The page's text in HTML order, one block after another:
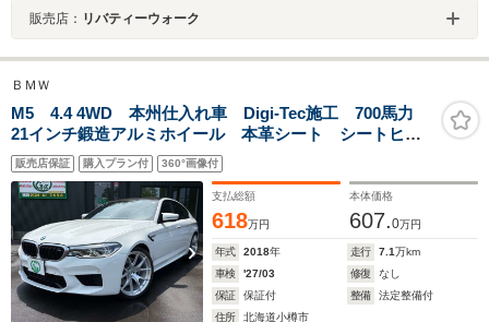
販売店： リバティーウォーク
ＢＭＷ
M5 4.4 4WD 本州仕入れ車 Digi-Tec施工 700馬力
21インチ鍛造アルミホイール 本革シート シートヒー
ター シートベンチレーション スマートキー 全方位
カメラ
販売店保証 購入プラン付 360°画像付
支払総額
618万円
本体価格
607.0万円
年式 2018年 走行 7.1万km
車検
'27/03 修復
なし
保証
保証付 整備
法定整備付
住所
北海道小樽市